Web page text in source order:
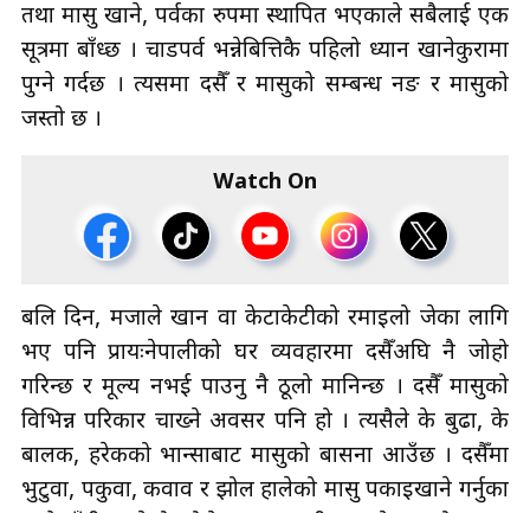
तथा मासु खाने, पर्वका रुपमा स्थापित भएकाले सबैलाई एक
सूत्रमा बाँध्छ । चाडपर्व भन्नेबित्तिकै पहिलो ध्यान खानेकुरामा
पुग्ने गर्दछ । त्यसमा दसैँ र मासुको सम्बन्ध नङ र मासुको
जस्तो छ ।
Watch On
बलि दिन, मजाले खान वा केटाकेटीको रमाइलो जेका लागि
भए पनि प्रायःनेपालीको घर व्यवहारमा दसैँअघि नै जोहो
गरिन्छ र मूल्य नभई पाउनु नै ठूलो मानिन्छ । दसैँ मासुको
विभिन्न परिकार चाख्ने अवसर पनि हो । त्यसैले के बुढा, के
बालक, हरेकको भान्साबाट मासुको बासना आउँछ । दसैँमा
भुटुवा, पकुवा, कवाव र झोल हालेको मासु पकाइखाने गर्नुका